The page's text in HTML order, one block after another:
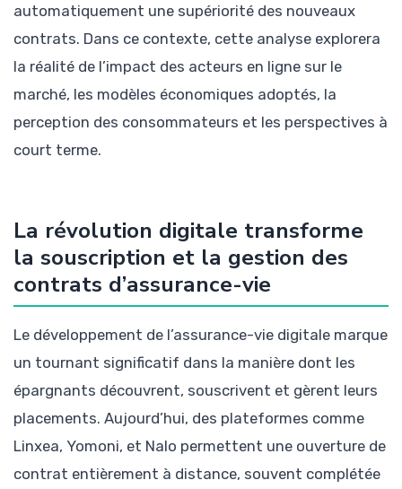
automatiquement une supériorité des nouveaux
contrats. Dans ce contexte, cette analyse explorera
la réalité de l’impact des acteurs en ligne sur le
marché, les modèles économiques adoptés, la
perception des consommateurs et les perspectives à
court terme.
La révolution digitale transforme
la souscription et la gestion des
contrats d’assurance-vie
Le développement de l’assurance-vie digitale marque
un tournant significatif dans la manière dont les
épargnants découvrent, souscrivent et gèrent leurs
placements. Aujourd’hui, des plateformes comme
Linxea, Yomoni, et Nalo permettent une ouverture de
contrat entièrement à distance, souvent complétée